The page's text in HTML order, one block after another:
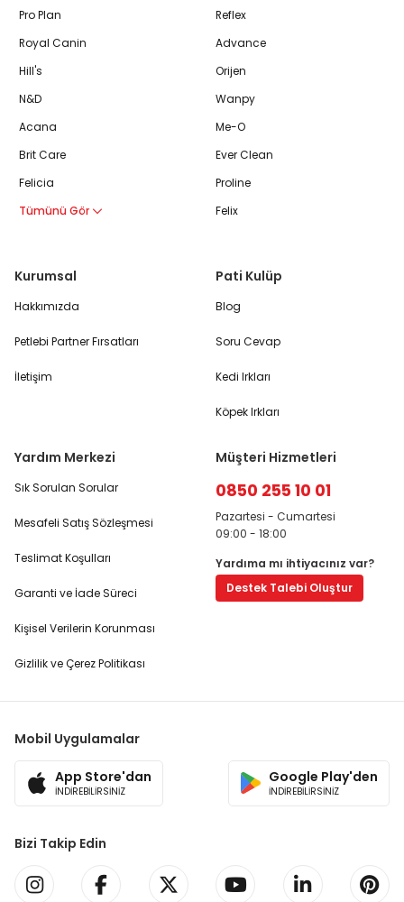
Pro Plan
Royal Canin
Hill's
N&D
Acana
Brit Care
Felicia
Tümünü Gör
Reflex
Advance
Orijen
Wanpy
Me-O
Ever Clean
Proline
Felix
Kurumsal
Hakkımızda
Petlebi Partner Fırsatları
İletişim
Pati Kulüp
Blog
Soru Cevap
Kedi Irkları
Köpek Irkları
Yardım Merkezi
Sık Sorulan Sorular
Mesafeli Satış Sözleşmesi
Teslimat Koşulları
Garanti ve İade Süreci
Kişisel Verilerin Korunması
Gizlilik ve Çerez Politikası
Müşteri Hizmetleri
0850 255 10 01
Pazartesi - Cumartesi
09:00 - 18:00
Yardıma mı ihtiyacınız var?
Destek Talebi Oluştur
Mobil Uygulamalar
App Store'dan
İNDİREBİLİRSİNİZ
Google Play'den
İNDİREBİLİRSİNİZ
Bizi Takip Edin